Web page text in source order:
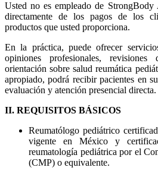
Usted no es empleado de StrongBody
directamente de los pagos de los
productos que usted proporciona.
En la práctica, puede ofrecer
opiniones profesionales,
orientación sobre salud reumática
apropiado, podrá recibir pacientes en
evaluación y atención presencial directa.
II. REQUISITOS BÁSICOS
Reumatólogo pediátrico
vigente en México y
reumatología pediátrica por el
(CMP) o equivalente.